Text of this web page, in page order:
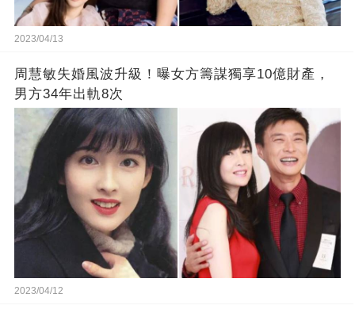
2023/04/13
周慧敏失婚風波升級！曝女方籌謀獨享10億財產，
男方34年出軌8次
2023/04/12